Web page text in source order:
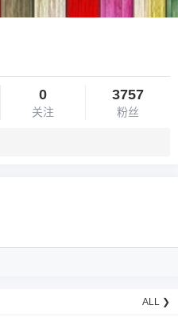
0
关注
3757
粉丝
ALL ❯